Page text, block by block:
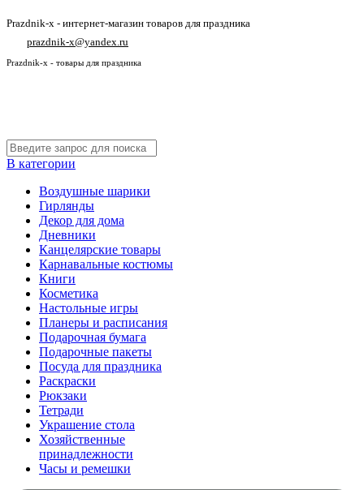
Prazdnik-x - интернет-магазин товаров для праздника
prazdnik-x@yandex.ru
Prazdnik-x - товары для праздника
В категории
Воздушные шарики
Гирлянды
Декор для дома
Дневники
Канцелярские товары
Карнавальные костюмы
Книги
Косметика
Настольные игры
Планеры и расписания
Подарочная бумага
Подарочные пакеты
Посуда для праздника
Раскраски
Рюкзаки
Тетради
Украшение стола
Хозяйственные
принадлежности
Часы и ремешки